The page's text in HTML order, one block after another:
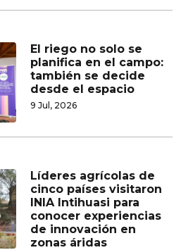
El riego no solo se
planifica en el campo:
también se decide
desde el espacio
9 Jul, 2026
Líderes agrícolas de
cinco países visitaron
INIA Intihuasi para
conocer experiencias
de innovación en
zonas áridas